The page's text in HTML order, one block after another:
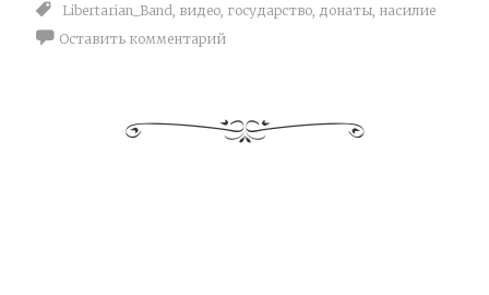
Libertarian_Band видео государство донаты насилие
Оставить комментарий